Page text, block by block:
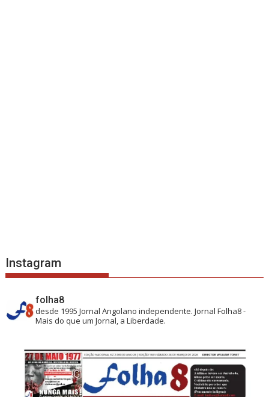
Instagram
folha8
desde 1995 Jornal Angolano independente.Jornal Folha8 -
Mais do que um Jornal, a Liberdade.